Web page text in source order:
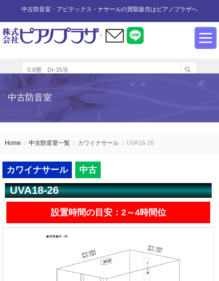
中古防音室・アビテックス・ナサールの買取販売はピアノプラザへ
/
カワイ防音ルーム
ユニットタイプ
ペット用防音室
防音室中古
展示品リスト
アビテックス2畳～3畳未満
アビテックス3畳～
カワイナサール
その他防音室
防音室買取
防音室WEB買取
防音室設置のアドバイス
防音室内へのピアノの設置
設置スペースの採寸方法
エアコンの設置方法
遮音性能の違いを体験
インフォメーション
商品の購入について
店舗までの案内地図
お問い合わせ
中古防音室
Home 中古防音室一覧 カワイナサール UVA18-26
カワイナサール 中古
UVA18-26
設置時間の目安：2～4時間位